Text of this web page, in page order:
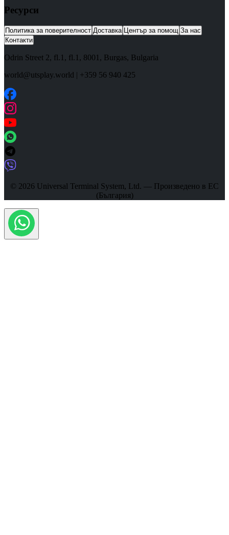
Ресурси
Политика за поверителност Доставка Център за помощ За нас
Контакти
Odrin Street 2, fl.1 , fl.1, 8001 , Burgas, Bulgaria
world@utsplay.world | +359 56 940 425
© 2026 Universal Terminal System, Ltd. — Произведено в ЕС
(България)